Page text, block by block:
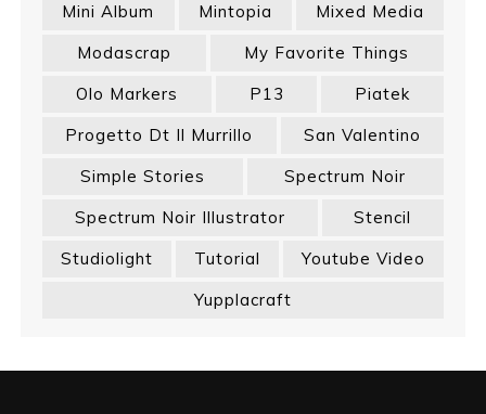
Mini Album
Mintopia
Mixed Media
Modascrap
My Favorite Things
Olo Markers
P13
Piatek
Progetto Dt Il Murrillo
San Valentino
Simple Stories
Spectrum Noir
Spectrum Noir Illustrator
Stencil
Studiolight
Tutorial
Youtube Video
Yupplacraft